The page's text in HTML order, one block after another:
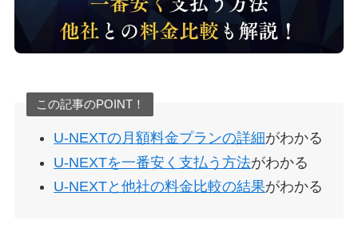
この記事のPOINT！
U-NEXTの月額料金プランの詳細がわかる
U-NEXTを一番安く支払う方法がわかる
U-NEXTと他社の料金比較の結果がわかる